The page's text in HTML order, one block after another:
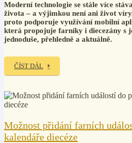
Moderní technologie se stále více
života – a výjimkou není ani život
proto podporuje využívání mobilní
která propojuje farníky i diecezány s
jednoduše, přehledně a aktuálně.
ČÍST DÁL
Možnost přidání farních
kalendáře diecéze